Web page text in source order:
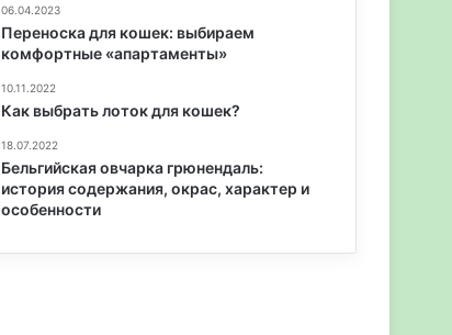
06.04.2023
Переноска для кошек: выбираем
комфортные «апартаменты»
10.11.2022
Как выбрать лоток для кошек?
18.07.2022
Бельгийская овчарка грюнендаль:
история содержания, окрас, характер и
особенности